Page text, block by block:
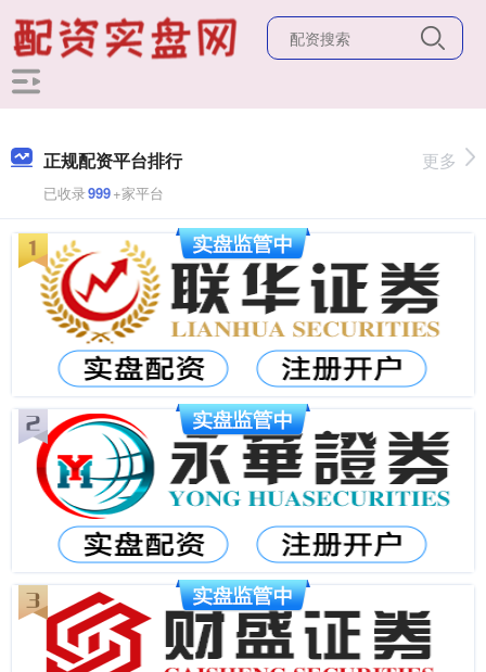
正规配资平台排行
已收录999+家平台
更多